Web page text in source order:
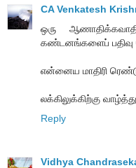
CA Venkatesh
ஒரு
கண்டனங்களைப் பதிவு
என்னைய மாதிரி
லக்கிலுக்கிற்கு
Reply
Vidhya